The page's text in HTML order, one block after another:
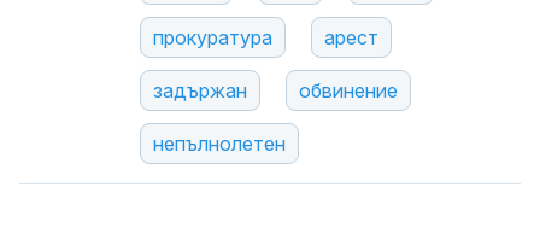
прокуратура арест
задържан обвинение
непълнолетен